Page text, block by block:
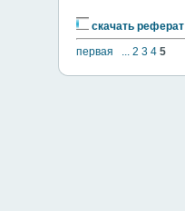
скачать реферат
первая
... 2 3 4 5